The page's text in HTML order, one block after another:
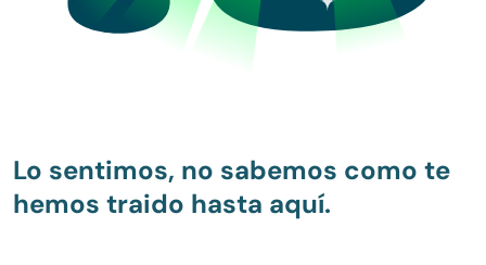
Lo sentimos, no sabemos como te
hemos traido hasta aquí.